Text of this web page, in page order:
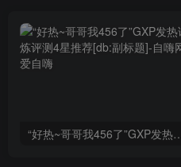
“好热~哥哥我456了”GXP发